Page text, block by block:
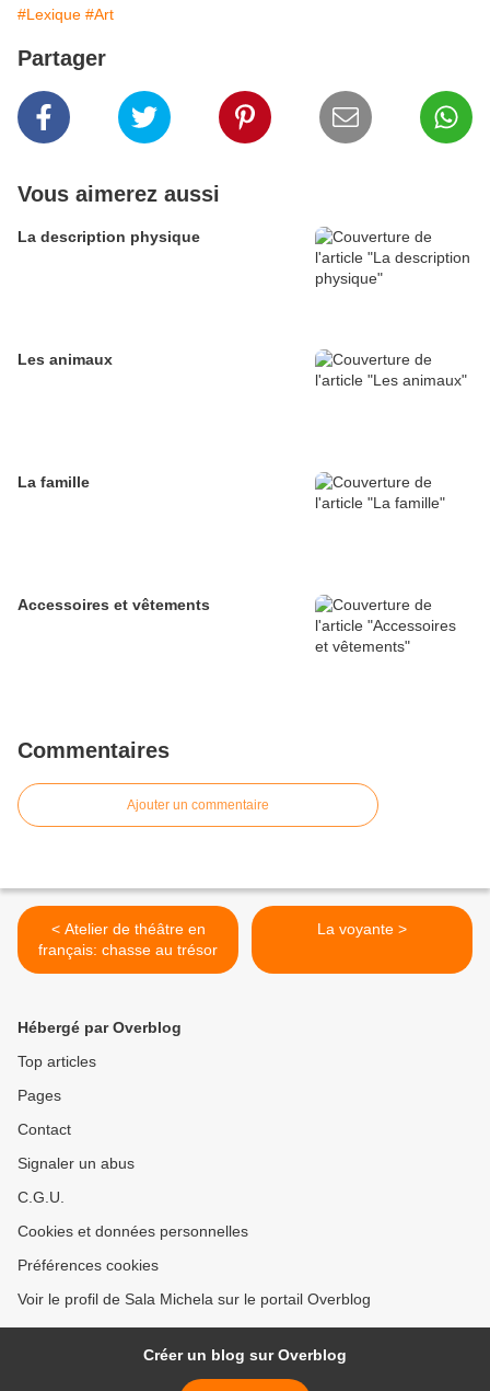
#Lexique #Art
Partager
Vous aimerez aussi
La description physique
Les animaux
La famille
Accessoires et vêtements
Commentaires
Ajouter un commentaire
< Atelier de théâtre en
français: chasse au trésor
La voyante >
Hébergé par Overblog
Top articles
Pages
Contact
Signaler un abus
C.G.U.
Cookies et données personnelles
Préférences cookies
Voir le profil de Sala Michela sur le portail Overblog
Créer un blog sur Overblog